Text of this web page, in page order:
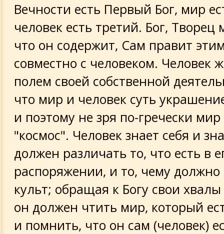
Вечности есть Первый Бог, мир
человек есть третий. Бог, Творец
что он содержит, Сам правит
совместно с человеком. Человек
полем своей собственной
что мир и человек суть
и поэтому не зря по-гречески
"космос". Человек знает себя и
должен различать то, что есть в
распоряжении, и то, чему должно
культ; обращая к Богу свои
он должен чтить мир, который
и помнить, что он сам (человек)